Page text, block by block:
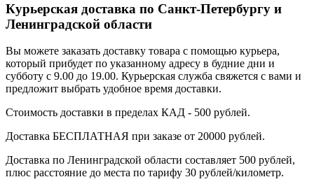
Курьерская доставка по Санкт-Петербургу и
Ленинградской области
Вы можете заказать доставку товара с помощью курьера,
который прибудет по указанному адресу в будние дни и
субботу с 9.00 до 19.00. Курьерская служба свяжется с вами и
предложит выбрать удобное время доставки.
Стоимость доставки в пределах КАД - 500 рублей.
Доставка БЕСПЛАТНАЯ при заказе от 20000 рублей.
Доставка по Ленинградской области составляет 500 рублей,
плюс расстояние до места по тарифу 30 рублей/километр.